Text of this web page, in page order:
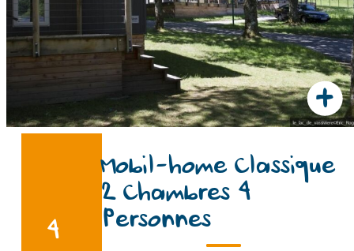
+
4
Mobil-home Classique
2 Chambres 4
Personnes